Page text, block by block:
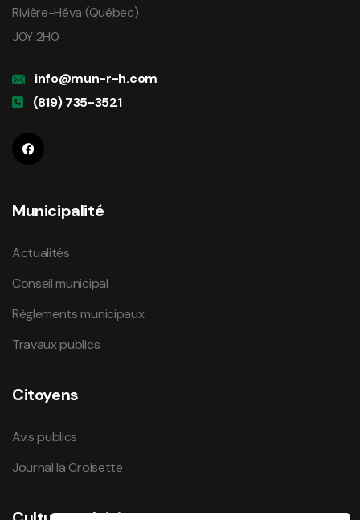
Rivière-Héva (Québec)
J0Y 2H0
info@mun-r-h.com
(819) 735-3521
Municipalité
Actualités
Conseil municipal
Règlements municipaux
Travaux publics
Citoyens
Avis publics
Journal la Croisette